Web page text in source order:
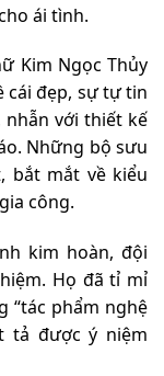
ái tình.
Kim Ngọc Thủy
cái đẹp, sự tự tin
nhẫn với thiết kế
Những bộ sưu
bắt mắt về kiểu
công.
kim hoàn, đội
Họ đã tỉ mỉ
“tác phẩm nghệ
tả được ý niệm